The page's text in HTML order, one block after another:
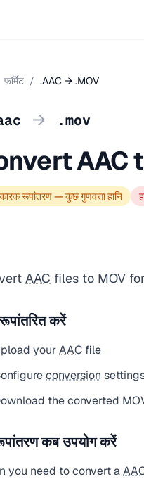
फ़ॉर्मेट / .AAC → .MOV
→ .mov
AAC
रूपांतरण — कुछ गुणवत्ता हानि
AAC files to MOV
करें
yourAAC file
conversion
the converted
कब उपयोग करें
you need to convert a